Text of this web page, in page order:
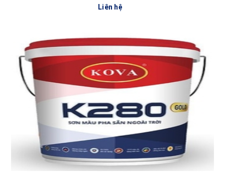
Liên hệ